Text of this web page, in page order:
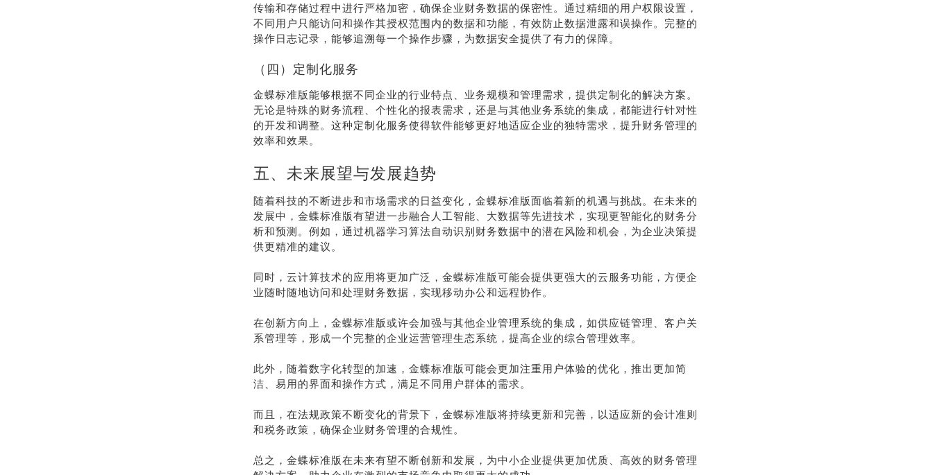
传输和存储过程中进行严格加密，确保企业财务数据的保密性。通过精细的用户权限设置，
不同用户只能访问和操作其授权范围内的数据和功能，有效防止数据泄露和误操作。完整的
操作日志记录，能够追溯每一个操作步骤，为数据安全提供了有力的保障。
（四）定制化服务
金蝶标准版能够根据不同企业的行业特点、业务规模和管理需求，提供定制化的解决方案。
无论是特殊的财务流程、个性化的报表需求，还是与其他业务系统的集成，都能进行针对性
的开发和调整。这种定制化服务使得软件能够更好地适应企业的独特需求，提升财务管理的
效率和效果。
五、未来展望与发展趋势
随着科技的不断进步和市场需求的日益变化，金蝶标准版面临着新的机遇与挑战。在未来的
发展中，金蝶标准版有望进一步融合人工智能、大数据等先进技术，实现更智能化的财务分
析和预测。例如，通过机器学习算法自动识别财务数据中的潜在风险和机会，为企业决策提
供更精准的建议。
同时，云计算技术的应用将更加广泛，金蝶标准版可能会提供更强大的云服务功能，方便企
业随时随地访问和处理财务数据，实现移动办公和远程协作。
在创新方向上，金蝶标准版或许会加强与其他企业管理系统的集成，如供应链管理、客户关
系管理等，形成一个完整的企业运营管理生态系统，提高企业的综合管理效率。
此外，随着数字化转型的加速，金蝶标准版可能会更加注重用户体验的优化，推出更加简
洁、易用的界面和操作方式，满足不同用户群体的需求。
而且，在法规政策不断变化的背景下，金蝶标准版将持续更新和完善，以适应新的会计准则
和税务政策，确保企业财务管理的合规性。
总之，金蝶标准版在未来有望不断创新和发展，为中小企业提供更加优质、高效的财务管理